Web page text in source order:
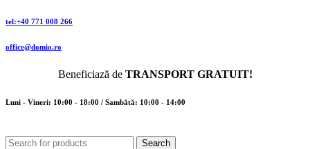
tel:+40 771 008 266
office@domio.ro
Beneficiază de TRANSPORT GRATUIT!
Luni - Vineri: 10:00 - 18:00 / Sambătă: 10:00 - 14:00
Search